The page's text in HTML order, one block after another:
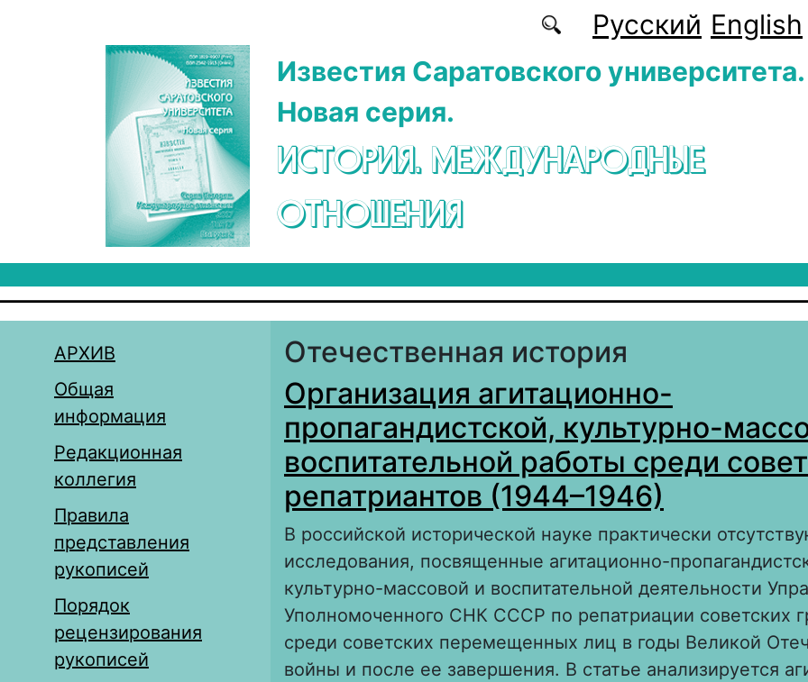
Русский English
Известия Саратовского университета.
Новая серия.
ИСТОРИЯ. МЕЖДУНАРОДНЫЕ
ОТНОШЕНИЯ
АРХИВ
Общая
информация
Редакционная
коллегия
Правила
представления
рукописей
Порядок
рецензирования
рукописей
Отечественная история
Организация агитационно-
пропагандистской, культурно-
воспитательной работы среди
репатриантов (1944–1946)
В российской исторической науке практически
исследования, посвященные агитационно-
культурно-массовой и воспитательной деятельности
Уполномоченного СНК СССР по репатриации советских
среди советских перемещенных лиц в годы Великой
войны и после ее завершения. В статье анализируется